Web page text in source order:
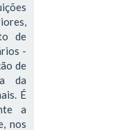
de
-
de
da
É
a
nos